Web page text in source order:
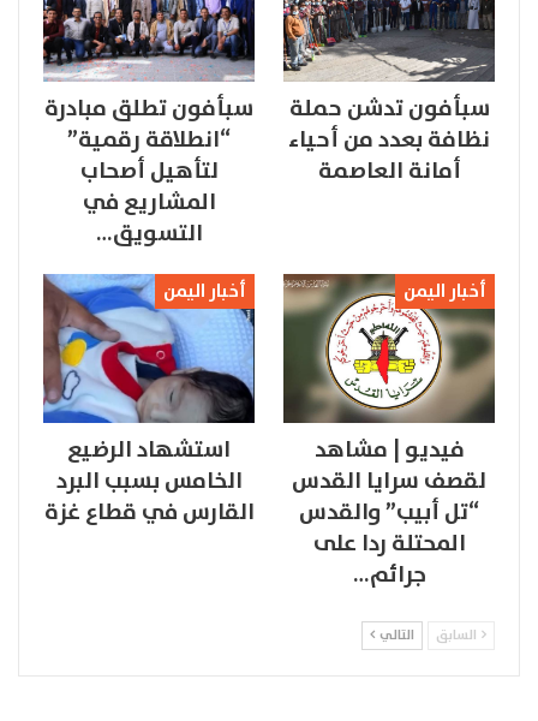
سبأفون تدشن حملة
نظافة بعدد من أحياء
أمانة العاصمة
سبأفون تطلق مبادرة
“انطلاقة رقمية”
لتأهيل أصحاب
المشاريع في
التسويق…
أخبار اليمن
فيديو | مشاهد
لقصف سرايا القدس
“تل أبيب” والقدس
المحتلة ردا على
جرائم…
أخبار اليمن
استشهاد الرضيع
الخامس بسبب البرد
القارس في قطاع غزة
السابق التالي